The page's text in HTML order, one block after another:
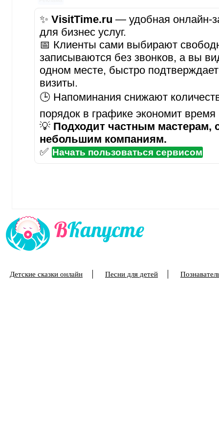
✨ VisitTime.ru — удобная онлайн-
для бизнес услуг.
📅 Клиенты сами выбирают
записываются без звонков, а вы
одном месте, быстро
визиты.
🕒 Напоминания снижают
порядок в графике экономит
💡 Подходит частным мастерам,
небольшим компаниям.
✅ Начать пользоваться сервисом
Детские сказки онлайн Песни для детей